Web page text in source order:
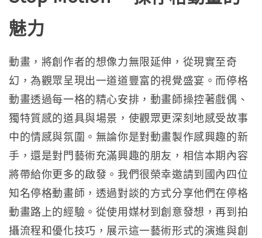
魅力
動畫，將創作者的想像力無限延伸，從現實至奇
幻，為觀眾呈現出一道道豐富的視覺盛宴。而停格
動畫透過每一格的精心安排，動畫師操控著戲偶、
獨特質感的道具與場景，使觀眾更深刻地感受故事
中的情感與氛圍。無論你是對動畫製作感興趣的新
手，還是對門藝術充滿興趣的朋友，相信本期內容
將帶給你更多的啟發。我們很榮幸邀請到國內四位
知名停格動畫師，透過對談的方式分享他們在停格
動畫路上的經驗。從使用媒材到創意發想，再到拍
攝流程和優化技巧，展示這一藝術形式的演進與創